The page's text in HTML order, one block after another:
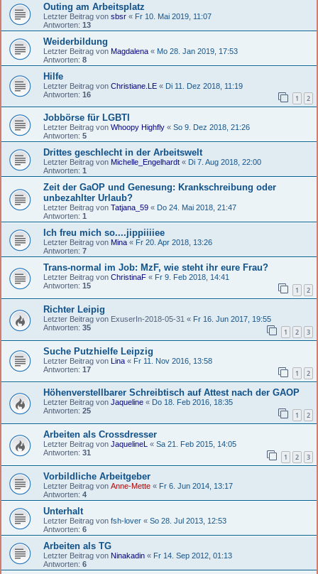
Outing am Arbeitsplatz
Letzter Beitrag von sbsr « Fr 10. Mai 2019, 11:07
Antworten: 13
Weiderbildung
Letzter Beitrag von Magdalena « Mo 28. Jan 2019, 17:53
Antworten: 8
Hilfe
Letzter Beitrag von Christiane.LE « Di 11. Dez 2018, 11:19
Antworten: 16 1 2
Jobbörse für LGBTI
Letzter Beitrag von Whoopy Highfly « So 9. Dez 2018, 21:26
Antworten: 5
Drittes geschlecht in der Arbeitswelt
Letzter Beitrag von Michelle_Engelhardt « Di 7. Aug 2018, 22:00
Antworten: 1
Zeit der GaOP und Genesung: Krankschreibung oder
unbezahlter Urlaub?
Letzter Beitrag von Tatjana_59 « Do 24. Mai 2018, 21:47
Antworten: 1
Ich freu mich so....jippiiiiee
Letzter Beitrag von Mina « Fr 20. Apr 2018, 13:26
Antworten: 7
Trans-normal im Job: MzF, wie steht ihr eure Frau?
Letzter Beitrag von ChristinaF « Fr 9. Feb 2018, 14:41
Antworten: 15 1 2
Richter Leipig
Letzter Beitrag von ExuserIn-2018-05-31 « Fr 16. Jun 2017, 19:55
Antworten: 35 1 2 3
Suche Putzhielfe Leipzig
Letzter Beitrag von Lina « Fr 11. Nov 2016, 13:58
Antworten: 17 1 2
Höhenverstellbarer Schreibtisch auf Attest nach der GAOP
Letzter Beitrag von Jaqueline « Do 18. Feb 2016, 18:35
Antworten: 25 1 2
Arbeiten als Crossdresser
Letzter Beitrag von JaquelineL « Sa 21. Feb 2015, 14:05
Antworten: 31 1 2 3
Vorbildliche Arbeitgeber
Letzter Beitrag von Anne-Mette « Fr 6. Jun 2014, 13:17
Antworten: 4
Unterhalt
Letzter Beitrag von fsh-lover « So 28. Jul 2013, 12:53
Antworten: 6
Arbeiten als TG
Letzter Beitrag von Ninakadin « Fr 14. Sep 2012, 01:13
Antworten: 6